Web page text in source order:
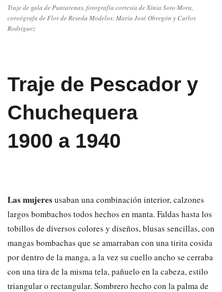
Traje de gala de Puntarenas, fotografía cortesía de Xinia Soto Mora,
coreógrafa de Flor de Reseda Modelos: María José Obregón y Carlos
Rodríguez
Traje de Pescador y
Chuchequera
1900 a 1940
Las mujeres usaban una combinación interior, calzones
largos bombachos todos hechos en manta. Faldas hasta los
tobillos de diversos colores y diseños, blusas sencillas, con
mangas bombachas que se amarraban con una tirita cosida
por dentro de la manga, a la vez su cuello ancho se cerraba
con una tira de la misma tela, pañuelo en la cabeza, estilo
triangular o rectangular. Sombrero hecho con la palma de